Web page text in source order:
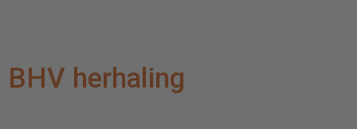
BHV herhaling